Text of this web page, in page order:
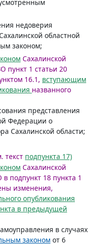
недоверия
областной
законом;
Сахалинской
пункт 1 статьи 20
16.1, вступающим
названного
представления
Федерации о
Сахалинской области;
текст подпункта 17)
Сахалинской
подпункт 18 пункта 1
изменения,
опубликования
в предыдущей
в случаях
законом от 6